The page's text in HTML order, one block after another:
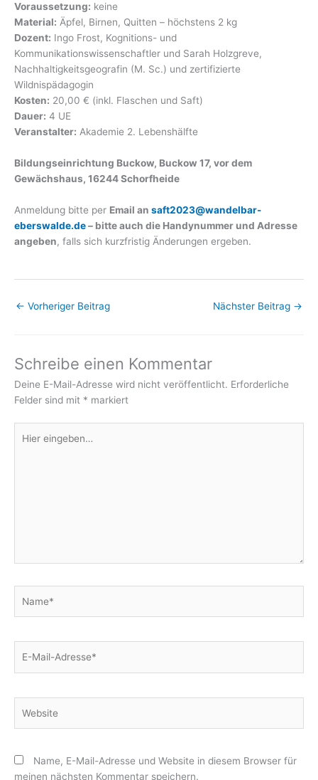
Voraussetzung: keine
Material: Äpfel, Birnen, Quitten – höchstens 2 kg
Dozent: Ingo Frost, Kognitions- und
Kommunikationswissenschaftler und Sarah Holzgreve,
Nachhaltigkeitsgeografin (M. Sc.) und zertifizierte
Wildnispädagogin
Kosten: 20,00 € (inkl. Flaschen und Saft)
Dauer: 4 UE
Veranstalter: Akademie 2. Lebenshälfte
Bildungseinrichtung Buckow, Buckow 17, vor dem
Gewächshaus, 16244 Schorfheide
Anmeldung bitte per Email an saft2023@wandelbar-
eberswalde.de– bitte auch die Handynummer und Adresse
angeben, falls sich kurzfristig Änderungen ergeben.
← Vorheriger Beitrag Nächster Beitrag →
Schreibe einen Kommentar
Deine E-Mail-Adresse wird nicht veröffentlicht. Erforderliche
Felder sind mit * markiert
eingeben…
Mail-
Name, E-Mail-Adresse und Website in diesem Browser für
meinen nächsten Kommentar speichern.